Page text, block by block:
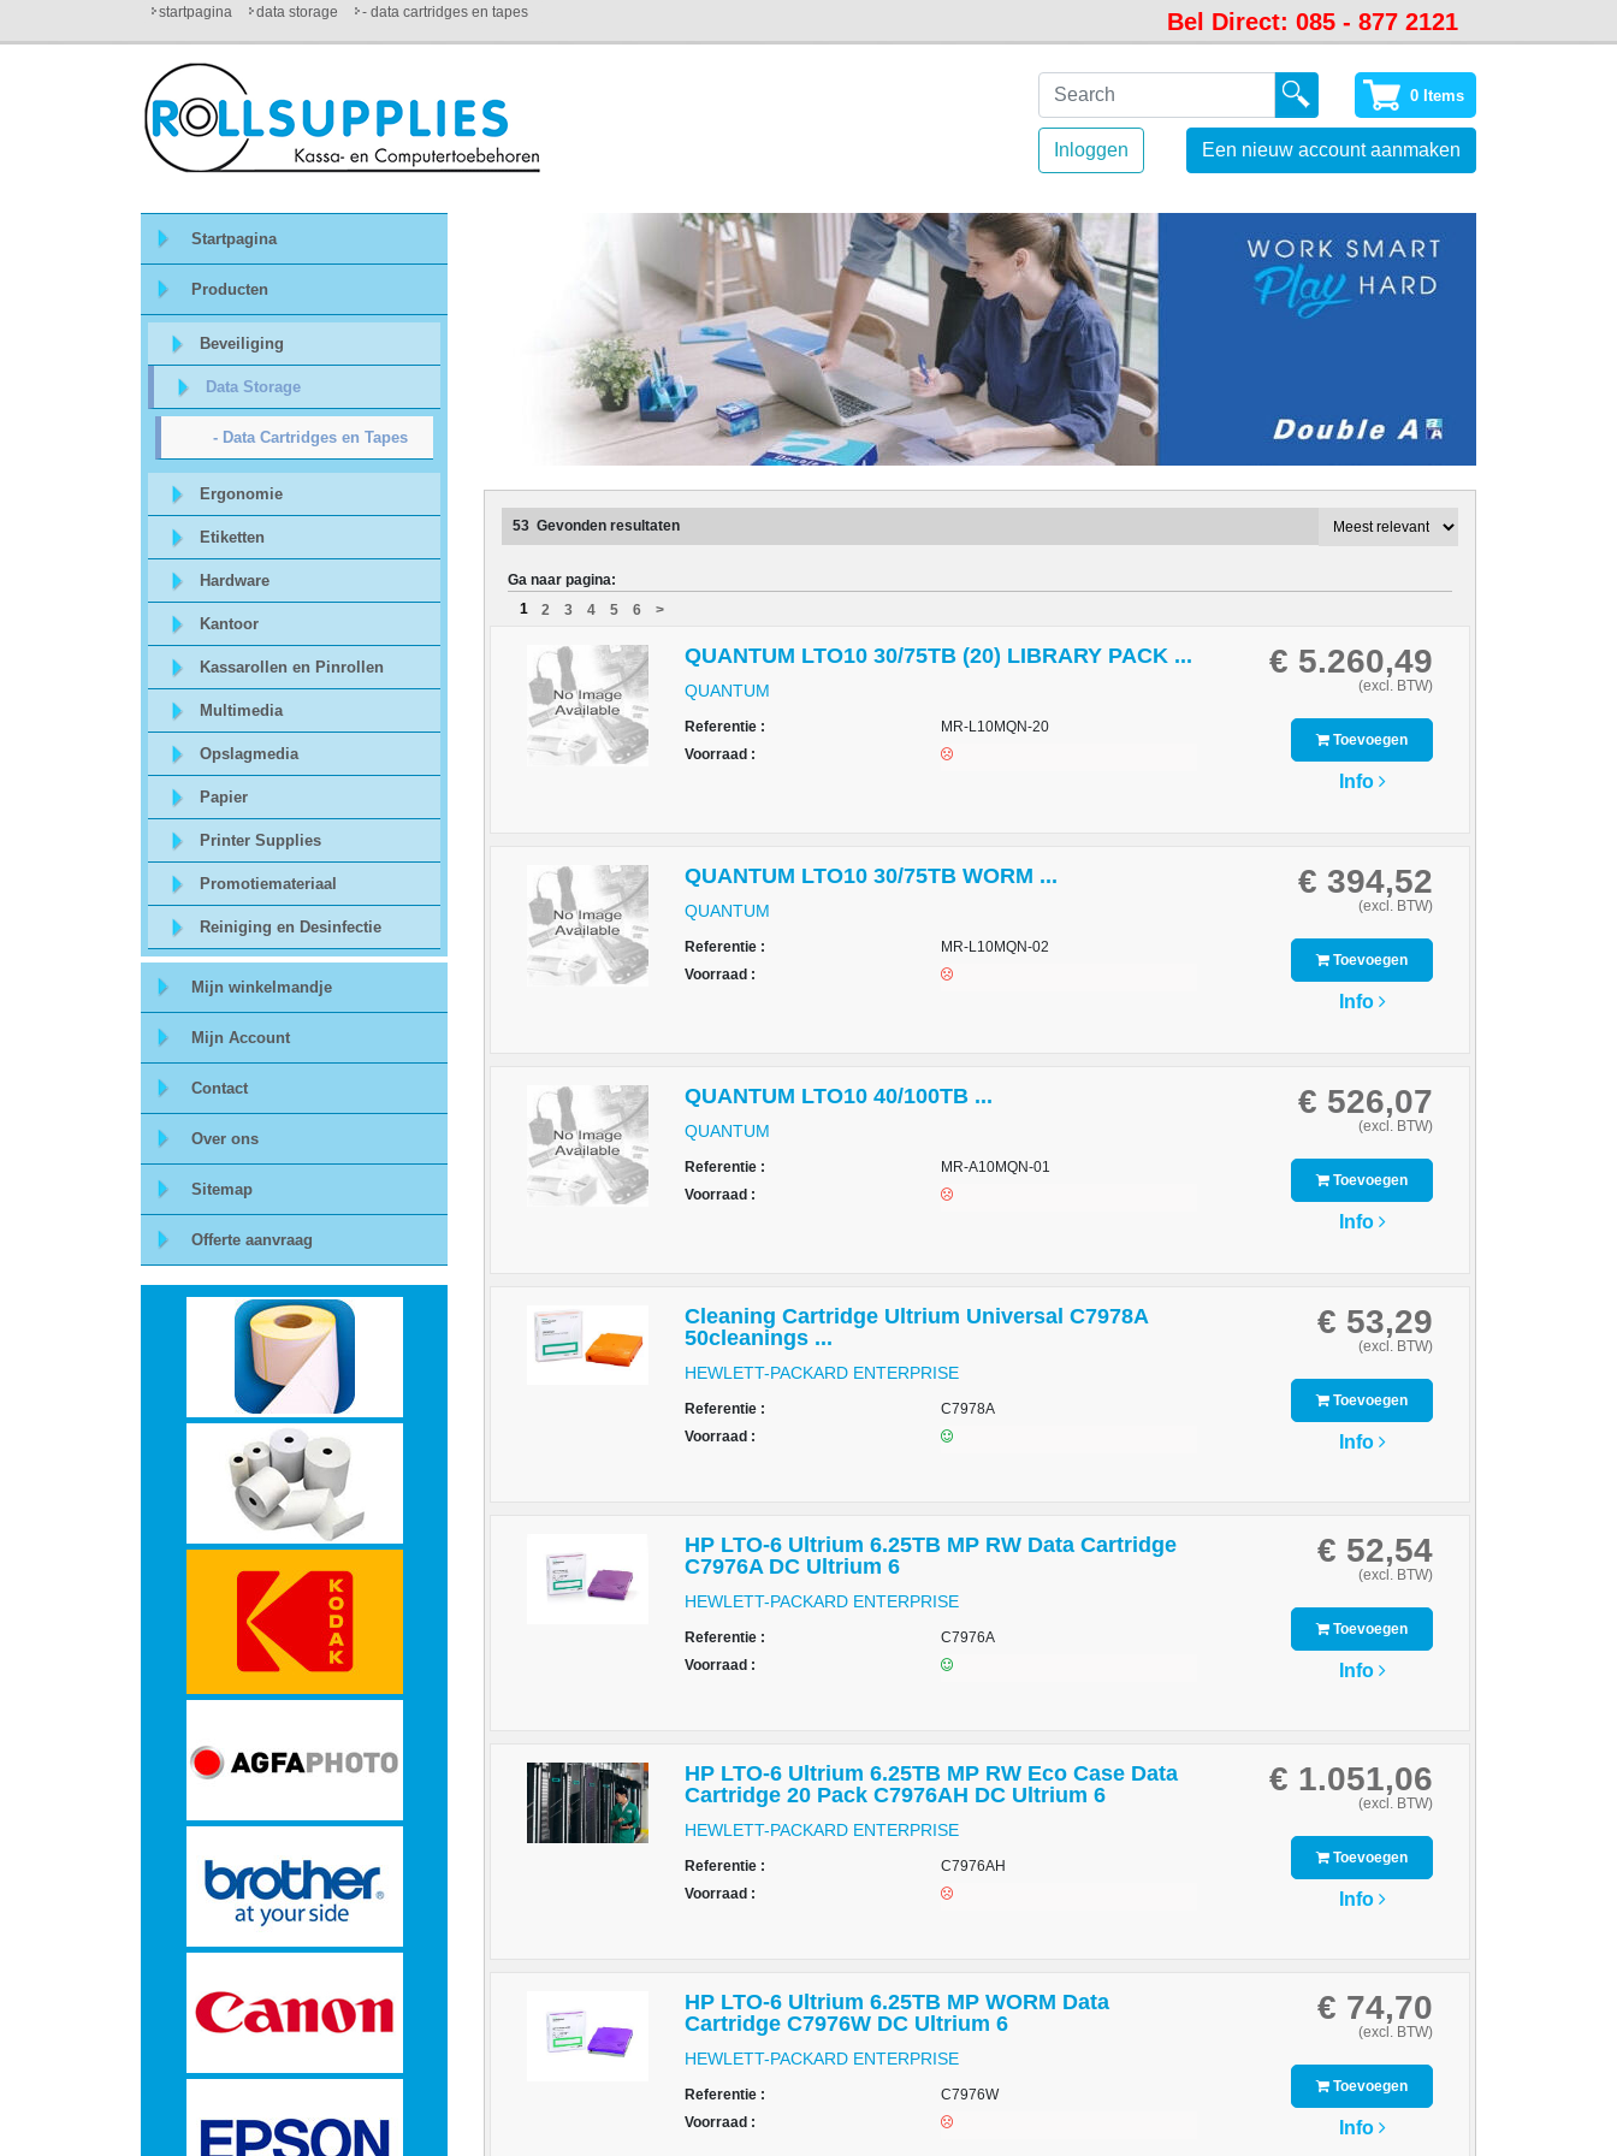
startpagina data storage - data cartridges en tapes Bel Direct: 085 - 877 2121
0 Items
Inloggen Een nieuw account aanmaken
Startpagina
winkelmandje
Sitemap
Categorieën
Beveiliging
alarmsystemen
beveiligingstechnologie
Storage
Cartridges
Startpagina
Producten
Beveiliging
Data Storage
- Data Cartridges en Tapes
Ergonomie
Etiketten
Hardware
Kantoor
Kassarollen en Pinrollen
Multimedia
Opslagmedia
Papier
Printer Supplies
Promotiemateriaal
Reiniging en Desinfectie
Mijn winkelmandje
Mijn Account
Contact
Over ons
Sitemap
Offerte aanvraag
53 Gevonden resultaten
Ga naar pagina:
1
2 3 4 5 6 >
QUANTUM LTO10 30/75TB (20) LIBRARY PACK ...
QUANTUM
Referentie :
MR-L10MQN-20
Voorraad :
€ 5.260,49
(excl. BTW)
Toevoegen
Info
QUANTUM LTO10 30/75TB WORM ...
QUANTUM
Referentie :
MR-L10MQN-02
Voorraad :
€ 394,52
(excl. BTW)
Toevoegen
Info
QUANTUM LTO10 40/100TB ...
QUANTUM
Referentie :
MR-A10MQN-01
Voorraad :
€ 526,07
(excl. BTW)
Toevoegen
Info
Cleaning Cartridge Ultrium Universal C7978A
50cleanings ...
HEWLETT-PACKARD ENTERPRISE
Referentie :
C7978A
Voorraad :
€ 53,29
(excl. BTW)
Toevoegen
Info
HP LTO-6 Ultrium 6.25TB MP RW Data Cartridge
C7976A DC Ultrium 6
HEWLETT-PACKARD ENTERPRISE
Referentie :
C7976A
Voorraad :
€ 52,54
(excl. BTW)
Toevoegen
Info
HP LTO-6 Ultrium 6.25TB MP RW Eco Case Data
Cartridge 20 Pack C7976AH DC Ultrium 6
HEWLETT-PACKARD ENTERPRISE
Referentie :
C7976AH
Voorraad :
€ 1.051,06
(excl. BTW)
Toevoegen
Info
HP LTO-6 Ultrium 6.25TB MP WORM Data
Cartridge C7976W DC Ultrium 6
HEWLETT-PACKARD ENTERPRISE
Referentie :
C7976W
Voorraad :
€ 74,70
(excl. BTW)
Toevoegen
Info